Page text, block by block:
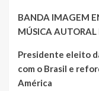
BANDA IMAGEM
MÚSICA AUTORAL
Presidente eleito
com o Brasil e
América